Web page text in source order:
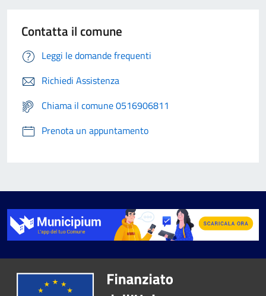
Contatta il comune
Leggi le domande frequenti
Richiedi Assistenza
Chiama il comune 0516906811
Prenota un appuntamento